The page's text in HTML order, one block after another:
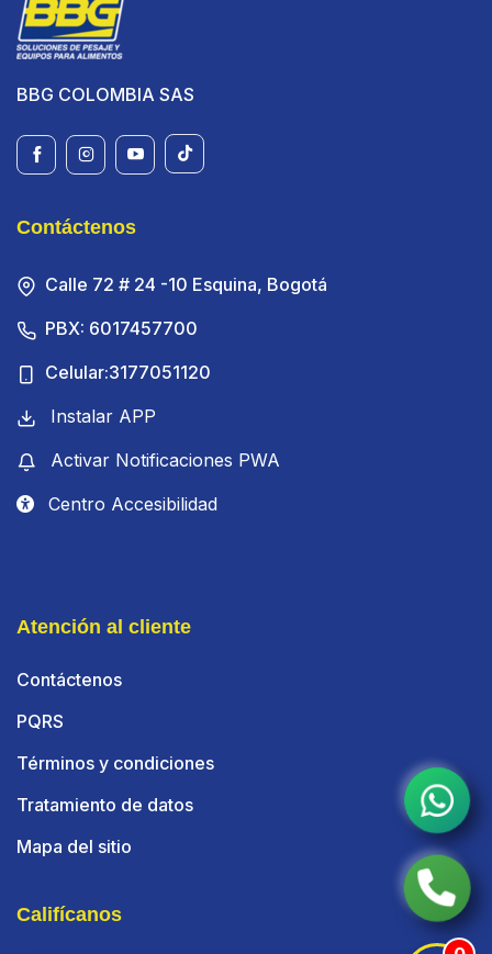
BBG COLOMBIA SAS
Contáctenos
Calle 72 # 24 -10 Esquina, Bogotá
PBX: 6017457700
Celular:3177051120
Instalar APP
Activar Notificaciones PWA
Centro Accesibilidad
Atención al cliente
Contáctenos
PQRS
Términos y condiciones
Tratamiento de datos
Mapa del sitio
Califícanos